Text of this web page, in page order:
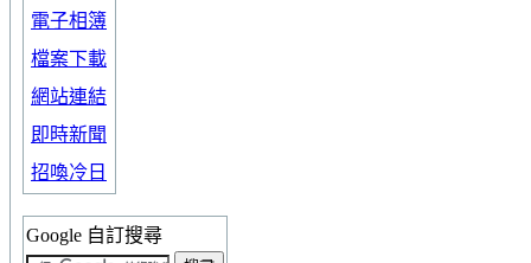
電子相簿
檔案下載
網站連結
即時新聞
招喚冷日
Google 自訂搜尋